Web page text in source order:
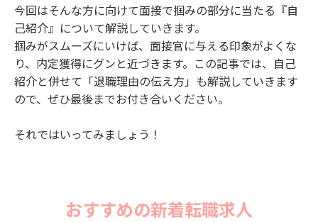
今回はそんな方に向けて面接で掴みの部分に当たる『自
己紹介』について解説していきます。
掴みがスムーズにいけば、面接官に与える印象がよくな
り、内定獲得にグンと近づきます。この記事では、自己
紹介と併せて「退職理由の伝え方」も解説していきます
ので、ぜひ最後までお付き合いください。
それではいってみましょう！
おすすめの新着転職求人